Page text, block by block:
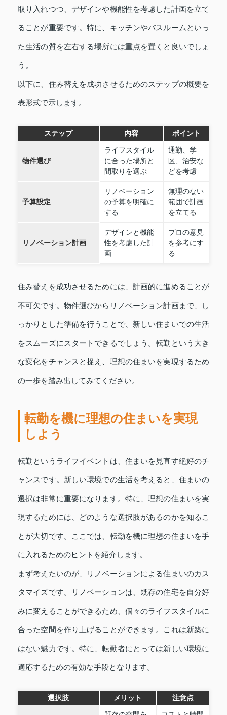
取り入れつつ、デザインや機能性を考慮した計画を立て
ることが重要です。特に、キッチンやバスルームといっ
た生活の質を左右する場所には重点を置くと良いでしょ
う。
以下に、住み替えを成功させるためのステップの概要を
表形式で示します。
ステップ 内容 ポイント
物件選び
ライフスタイル
に合った場所と
間取りを選ぶ
通勤、学
区、治安な
どを考慮
予算設定
リノベーション
の予算を明確に
する
無理のない
範囲で計画
を立てる
リノベーション計画
デザインと機能
性を考慮した計
画
プロの意見
を参考にす
る
住み替えを成功させるためには、計画的に進めることが
不可欠です。物件選びからリノベーション計画まで、し
っかりとした準備を行うことで、新しい住まいでの生活
をスムーズにスタートできるでしょう。転勤という大き
な変化をチャンスと捉え、理想の住まいを実現するため
の一歩を踏み出してみてください。
転勤を機に理想の住まいを実現
しよう
転勤というライフイベントは、住まいを見直す絶好のチ
ャンスです。新しい環境での生活を考えると、住まいの
選択は非常に重要になります。特に、理想の住まいを実
現するためには、どのような選択肢があるのかを知るこ
とが大切です。ここでは、転勤を機に理想の住まいを手
に入れるためのヒントを紹介します。
まず考えたいのが、リノベーションによる住まいのカス
タマイズです。リノベーションは、既存の住宅を自分好
みに変えることができるため、個々のライフスタイルに
合った空間を作り上げることができます。これは新築に
はない魅力です。特に、転勤者にとっては新しい環境に
適応するための有効な手段となります。
選択肢 メリット 注意点